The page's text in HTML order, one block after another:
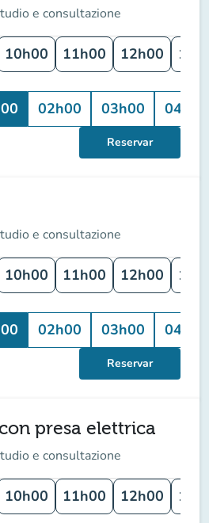
e consultazione
10h00 11h00 12h00
02h00 03h00 04h00
Reservar
e consultazione
10h00 11h00 12h00
02h00 03h00 04h00
Reservar
presa elettrica
e consultazione
10h00 11h00 12h00